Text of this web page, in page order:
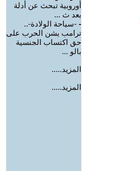
أوروبية تبحث عن أدلة
بعد ث ...
- -سياحة الولادة-..
ترامب يشن الحرب على
حق اكتساب الجنسية
بالو ...
المزيد.....
المزيد.....